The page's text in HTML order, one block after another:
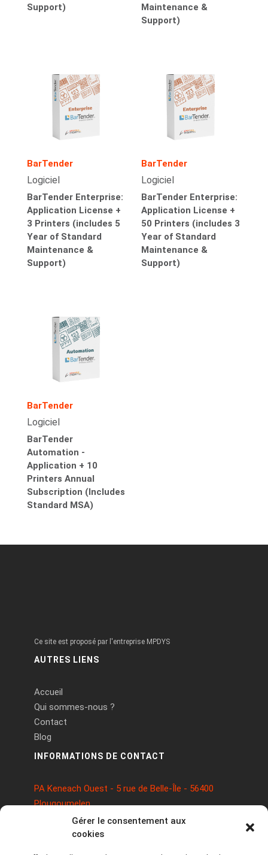
Gérer le consentement aux
cookies
Support)
Maintenance &
Support)
BarTender
Logiciel
BarTender Enterprise:
Application License +
3 Printers (includes 5
Year of Standard
Maintenance &
Support)
BarTender
Logiciel
BarTender Enterprise:
Application License +
50 Printers (includes 3
Year of Standard
Maintenance &
Support)
BarTender
Logiciel
BarTender
Automation -
Application + 10
Printers Annual
Subscription (Includes
Standard MSA)
Ce site est proposé par l'entreprise MPDYS
AUTRES LIENS
Accueil
Qui sommes-nous ?
Contact
Blog
INFORMATIONS DE CONTACT
PA Keneach Ouest - 5 rue de Belle-Île - 56400
Plougoumelen
contact@logiciels-etiquettes.com
09 71 37 25 93